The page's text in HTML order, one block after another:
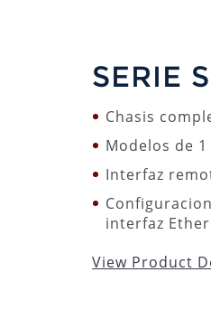
SERIE
Chasis
Modelos de 1
Interfaz
interfaz
View Product